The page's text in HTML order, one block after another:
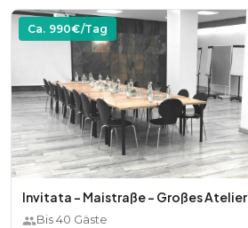
Ca. 990€/Tag
Invitata - Maistraße - Großes Atelier
Bis40 Gäste